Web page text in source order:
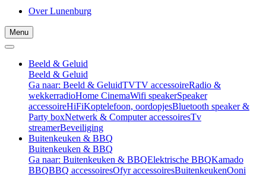
Over Lunenburg
Menu
Beeld & Geluid
Beeld & Geluid
Ga naar: Beeld & GeluidTVTV accessoireRadio &
wekkerradioHome CinemaWifi speakerSpeaker
accessoireHiFiKoptelefoon, oordopjesBluetooth speaker &
Party boxNetwerk & Computer accessoiresTv
streamerBeveiliging
Buitenkeuken & BBQ
Buitenkeuken & BBQ
Ga naar: Buitenkeuken & BBQElektrische BBQKamado
BBQBBQ accessoiresOfyr accessoiresBuitenkeukenOoni